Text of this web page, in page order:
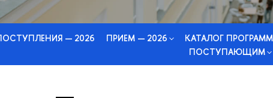
— 2026 ПРИЕМ — 2026 КАТАЛОГ ПРОГРАММ
ПОСТУПАЮЩИМ